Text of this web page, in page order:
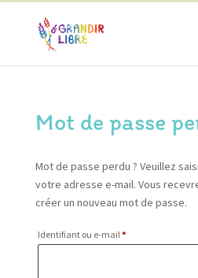
Mot de passe
Mot de passe perdu ? Veuillez
votre adresse e-mail. Vous
créer un nouveau mot de passe.
Identifiant ou e-mail*Obligatoire